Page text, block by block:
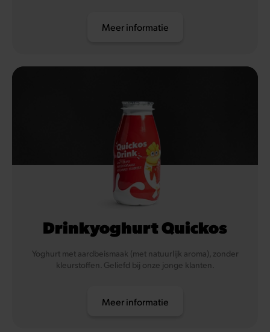
Meer informatie
Drinkyoghurt Quickos
Yoghurt met aardbeismaak (met natuurlijk aroma), zonder
kleurstoffen. Geliefd bij onze jonge klanten.
Meer informatie